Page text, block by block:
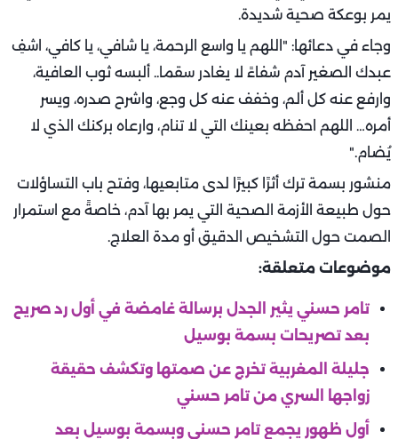
يمر بوعكة صحية شديدة.
وجاء في دعائها: "اللهم يا واسع الرحمة، يا شافي، يا كافي، اشفِ
عبدك الصغير آدم شفاءً لا يغادر سقما.. ألبسه ثوب العافية،
وارفع عنه كل ألم، وخفف عنه كل وجع، واشرح صدره، ويسر
أمره… اللهم احفظه بعينك التي لا تنام، وارعاه بركنك الذي لا
يُضام."
منشور بسمة ترك أثرًا كبيرًا لدى متابعيها، وفتح باب التساؤلات
حول طبيعة الأزمة الصحية التي يمر بها آدم، خاصةً مع استمرار
الصمت حول التشخيص الدقيق أو مدة العلاج.
موضوعات متعلقة:
تامر حسني يثير الجدل برسالة غامضة في أول رد صريح
بعد تصريحات بسمة بوسيل
جليلة المغربية تخرج عن صمتها وتكشف حقيقة
زواجها السري من تامر حسني
أول ظهور يجمع تامر حسني وبسمة بوسيل بعد